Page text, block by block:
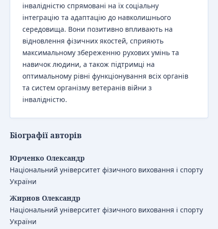
інвалідністю спрямовані на їх соціальну
інтеграцію та адаптацію до навколишнього
середовища. Вони позитивно впливають на
відновлення фізичних якостей, сприяють
максимальному збереженню рухових умінь та
навичок людини, а також підтримці на
оптимальному рівні функціонування всіх органів
та систем організму ветеранів війни з
інвалідністю.
Біографії авторів
Юрченко Олександр
Національний університет фізичного виховання і спорту
України
Жирнов Олександр
Національний університет фізичного виховання і спорту
України